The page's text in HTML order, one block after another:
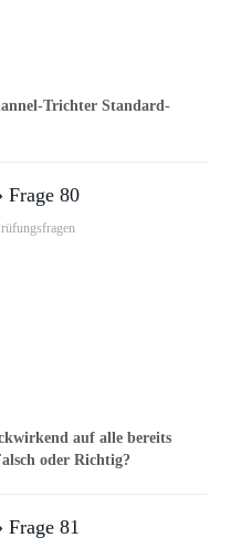
Trichter Standard-
Frage 80
auf alle bereits
oder Richtig?
81